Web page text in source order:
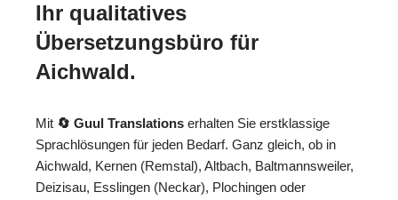
Ihr qualitatives
Übersetzungsbüro für
Aichwald.
Mit 🔄 Guul Translations erhalten Sie erstklassige
Sprachlösungen für jeden Bedarf. Ganz gleich, ob in
Aichwald, Kernen (Remstal), Altbach, Baltmannsweiler,
Deizisau, Esslingen (Neckar), Plochingen oder